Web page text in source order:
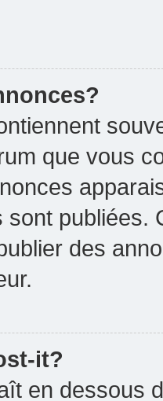
que vous
sont publiées.
des
it?
en dessous